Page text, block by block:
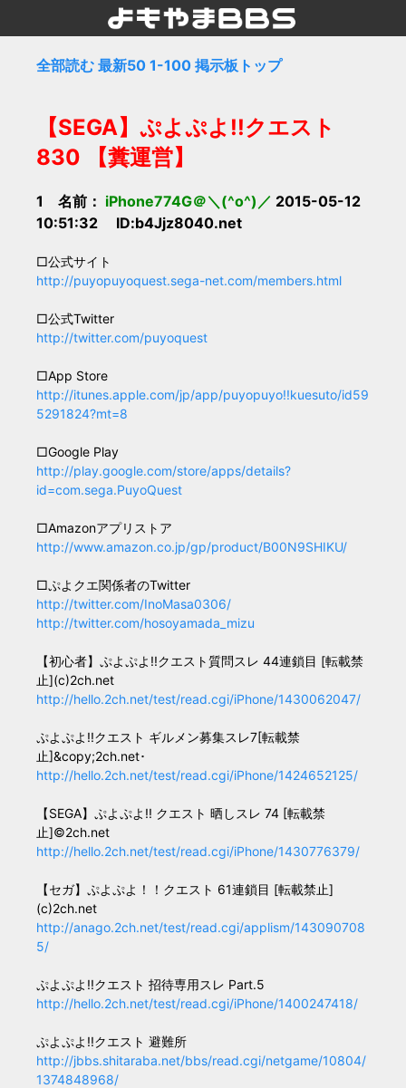
全部読む 最新50 1-100 掲示板トップ
【SEGA】ぷよぷよ!!クエスト
830 【糞運営】
1 名前： iPhone774G＠＼(^o^)／ 2015-05-12
10:51:32 ID:b4Jjz8040.net
□公式サイト
http://puyopuyoquest.sega-net.com/members.html
□公式Twitter
http://twitter.com/puyoquest
□App Store
http://itunes.apple.com/jp/app/puyopuyo!!kuesuto/id59
5291824?mt=8
□Google Play
http://play.google.com/store/apps/details?
id=com.sega.PuyoQuest
□Amazonアプリストア
http://www.amazon.co.jp/gp/product/B00N9SHIKU/
□ぷよクエ関係者のTwitter
http://twitter.com/InoMasa0306/
http://twitter.com/hosoyamada_mizu
【初心者】ぷよぷよ!!クエスト質問スレ 44連鎖目 [転載禁
止](c)2ch.net
http://hello.2ch.net/test/read.cgi/iPhone/1430062047/
ぷよぷよ!!クエスト ギルメン募集スレ7[転載禁
止]&copy;2ch.net･
http://hello.2ch.net/test/read.cgi/iPhone/1424652125/
【SEGA】ぷよぷよ!! クエスト 晒しスレ 74 [転載禁
止]©2ch.net
http://hello.2ch.net/test/read.cgi/iPhone/1430776379/
【セガ】ぷよぷよ！！クエスト 61連鎖目 [転載禁止]
(c)2ch.net
http://anago.2ch.net/test/read.cgi/applism/143090708
5/
ぷよぷよ!!クエスト 招待専用スレ Part.5
http://hello.2ch.net/test/read.cgi/iPhone/1400247418/
ぷよぷよ!!クエスト 避難所
http://jbbs.shitaraba.net/bbs/read.cgi/netgame/10804/
1374848968/